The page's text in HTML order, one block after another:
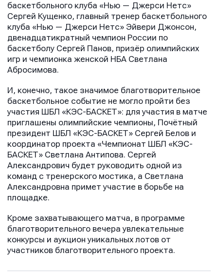
баскетбольного клуба «Нью — Джерси Нетс»
Сергей Кущенко, главный тренер баскетбольного
клуба «Нью — Джерси Нетс» Эйвери Джонсон,
двенадцатикратный чемпион России по
баскетболу Сергей Панов, призёр олимпийских
игр и чемпионка женской НБА Светлана
Абросимова.
И, конечно, такое значимое благотворительное
баскетбольное событие не могло пройти без
участия ШБЛ «КЭС-БАСКЕТ»: для участия в матче
приглашены олимпийские чемпионы, Почётный
президент ШБЛ «КЭС-БАСКЕТ» Сергей Белов и
координатор проекта «Чемпионат ШБЛ «КЭС-
БАСКЕТ» Светлана Антипова. Сергей
Александрович будет руководить одной из
команд с тренерского мостика, а Светлана
Александровна примет участие в борьбе на
площадке.
Кроме захватывающего матча, в программе
благотворительного вечера увлекательные
конкурсы и аукцион уникальных лотов от
участников благотворительного проекта.